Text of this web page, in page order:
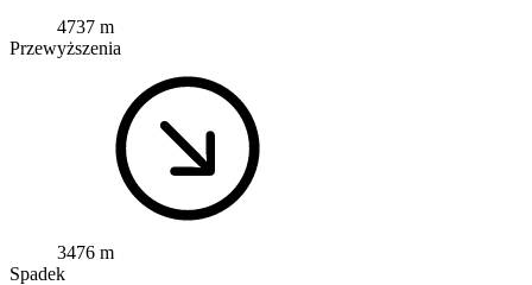
4737 m
Przewyższenia
3476 m
Spadek